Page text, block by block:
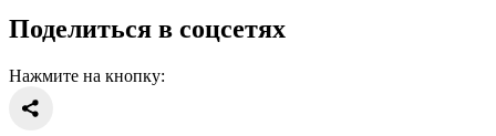
Поделиться в соцсетях
Нажмите на кнопку: